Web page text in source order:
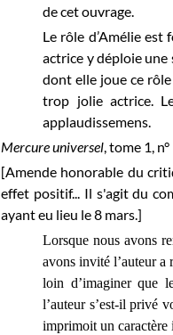
de cet ouvrage.
Le rôle d’Amélie
actrice y déploie une
dont elle joue ce
trop jolie actrice.
applaudissemens.
Mercure universel, tome 1,
[Amende honorable du
effet positif... Il s'agit du
ayant eu lieu le 8 mars.]
Lorsque nous avons
avons invité l’auteur a
loin d’imaginer que
l’auteur s’est-il privé
imprimoit un caractère